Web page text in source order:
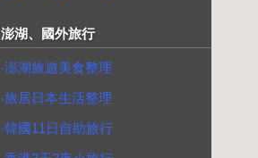
澎湖、國外旅行
‧澎湖旅遊美食整理
‧旅居日本生活整理
‧韓國11日自助旅行